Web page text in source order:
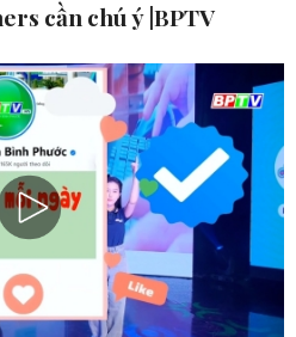
cần chú ý |BPTV